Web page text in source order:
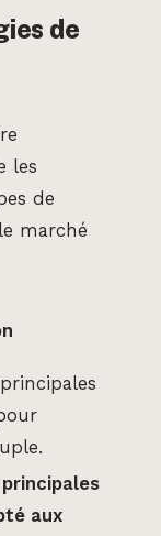
de
les
de
marché
aux